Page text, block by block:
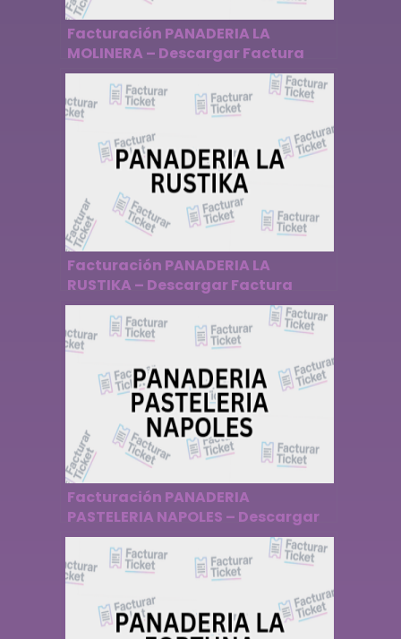
Facturación PANADERIA LA
MOLINERA – Descargar Factura
Facturación PANADERIA LA
RUSTIKA – Descargar Factura
Facturación PANADERIA
PASTELERIA NAPOLES – Descargar
Factura